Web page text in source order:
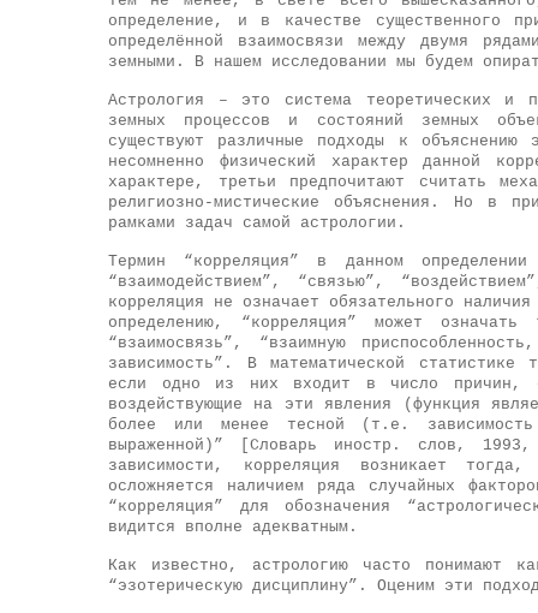
определение, и в качестве существенного
определённой взаимосвязи между двумя
земными. В нашем исследовании мы будем
Астрология – это система теоретических и
земных процессов и состояний земных
существуют различные подходы к объяснению
несомненно физический характер данной
характере, третьи предпочитают считать
религиозно-мистические объяснения. Но в
рамками задач самой астрологии.
Термин “корреляция” в данном
“взаимодействием”, “связью”,
корреляция не означает обязательного
определению, “корреляция” может
“взаимосвязь”, “взаимную
зависимость”. В математической статистике
если одно из них входит в число причин,
воздействующие на эти явления (функция
более или менее тесной (т.е.
выраженной)” [Словарь иностр. слов,
зависимости, корреляция возникает
осложняется наличием ряда случайных
“корреляция” для обозначения
видится вполне адекватным.
Как известно, астрологию часто понимают
“эзотерическую дисциплину”. Оценим эти